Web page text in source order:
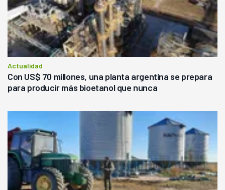
Actualidad
Con US$ 70 millones, una planta argentina se prepara
para producir más bioetanol que nunca